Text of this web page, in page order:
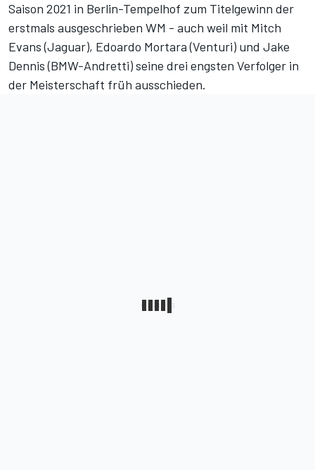
Saison 2021 in Berlin-Tempelhof zum Titelgewinn der
erstmals ausgeschrieben WM - auch weil mit Mitch
Evans (Jaguar), Edoardo Mortara (Venturi) und Jake
Dennis (BMW-Andretti) seine drei engsten Verfolger in
der Meisterschaft früh ausschieden.